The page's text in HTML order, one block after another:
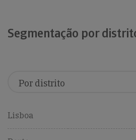
Segmentação por
Lisboa